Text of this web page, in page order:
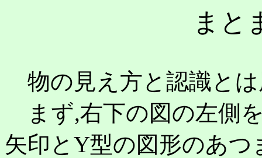
まと
物の見え方と認識と
まず,右下の図の左側
矢印とY型の図形のあ